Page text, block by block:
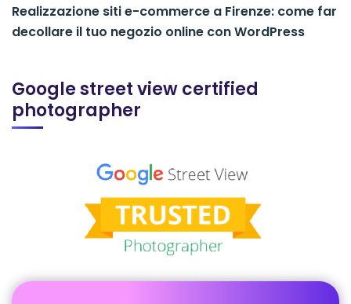
Realizzazione siti e-commerce a Firenze: come far
decollare il tuo negozio online con WordPress
Google street view certified
photographer